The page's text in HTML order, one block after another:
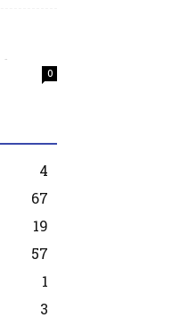
-
0
4
67
19
57
1
3